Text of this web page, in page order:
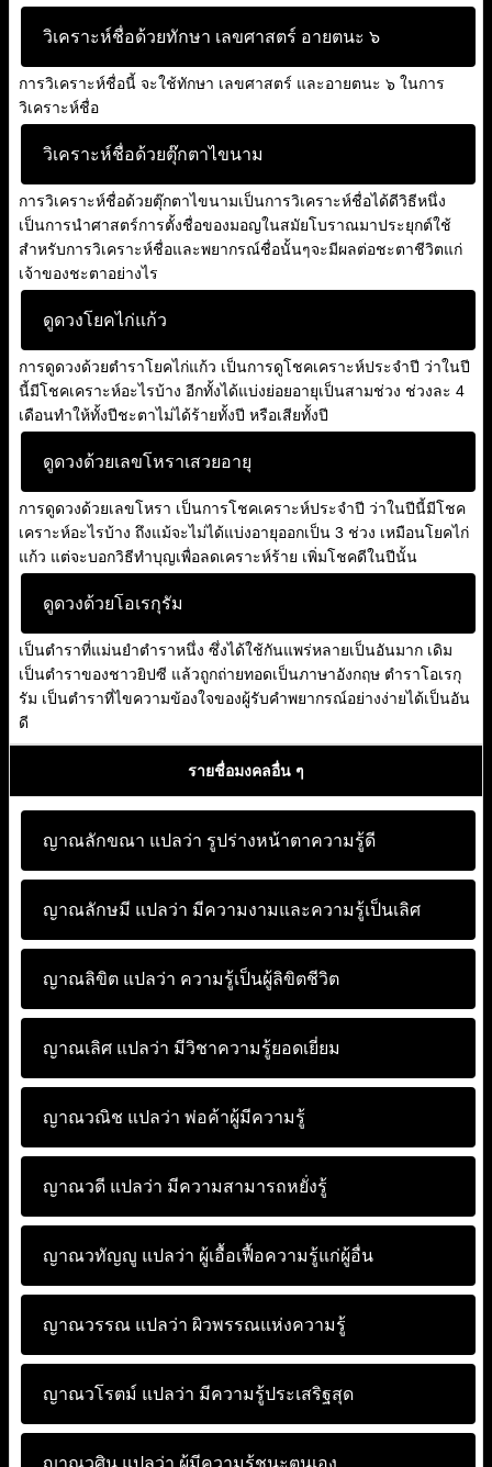
วิเคราะห์ชื่อด้วยทักษา เลขศาสตร์ อายตนะ ๖
การวิเคราะห์ชื่อนี้ จะใช้ทักษา เลขศาสตร์ และอายตนะ ๖ ในการ
วิเคราะห์ชื่อ
วิเคราะห์ชื่อด้วยตุ๊กตาไขนาม
การวิเคราะห์ชื่อด้วยตุ๊กตาไขนามเป็นการวิเคราะห์ชื่อได้ดีวิธีหนึ่ง
เป็นการนำศาสตร์การตั้งชื่อของมอญในสมัยโบราณมาประยุกต์ใช้
สำหรับการวิเคราะห์ชื่อและพยากรณ์ชื่อนั้นๆจะมีผลต่อชะตาชีวิตแก่
เจ้าของชะตาอย่างไร
ดูดวงโยคไก่แก้ว
การดูดวงด้วยตำราโยคไก่แก้ว เป็นการดูโชคเคราะห์ประจำปี ว่าในปี
นี้มีโชคเคราะห์อะไรบ้าง อีกทั้งได้แบ่งย่อยอายุเป็นสามช่วง ช่วงละ 4
เดือนทำให้ทั้งปีชะตาไม่ได้ร้ายทั้งปี หรือเสียทั้งปี
ดูดวงด้วยเลขโหราเสวยอายุ
การดูดวงด้วยเลขโหรา เป็นการโชคเคราะห์ประจำปี ว่าในปีนี้มีโชค
เคราะห์อะไรบ้าง ถึงแม้จะไม่ได้แบ่งอายุออกเป็น 3 ช่วง เหมือนโยคไก่
แก้ว แต่จะบอกวิธีทำบุญเพื่อลดเคราะห์ร้าย เพิ่มโชคดีในปีนั้น
ดูดวงด้วยโอเรกุรัม
เป็นตำราที่แม่นยำตำราหนึ่ง ซึ่งได้ใช้กันแพร่หลายเป็นอันมาก เดิม
เป็นตำราของชาวยิปซี แล้วถูกถ่ายทอดเป็นภาษาอังกฤษ ตำราโอเรกุ
รัม เป็นตำราที่ไขความข้องใจของผู้รับคำพยากรณ์อย่างง่ายได้เป็นอัน
ดี
รายชื่อมงคลอื่น ๆ
ญาณลักขณา แปลว่า รูปร่างหน้าตาความรู้ดี
ญาณลักษมี แปลว่า มีความงามและความรู้เป็นเลิศ
ญาณลิขิต แปลว่า ความรู้เป็นผู้ลิขิตชีวิต
ญาณเลิศ แปลว่า มีวิชาความรู้ยอดเยี่ยม
ญาณวณิช แปลว่า พ่อค้าผู้มีความรู้
ญาณวดี แปลว่า มีความสามารถหยั่งรู้
ญาณวทัญญู แปลว่า ผู้เอื้อเฟื้อความรู้แก่ผู้อื่น
ญาณวรรณ แปลว่า ผิวพรรณแห่งความรู้
ญาณวโรตม์ แปลว่า มีความรู้ประเสริฐสุด
ญาณวศิน แปลว่า ผู้มีความรู้ชนะตนเอง